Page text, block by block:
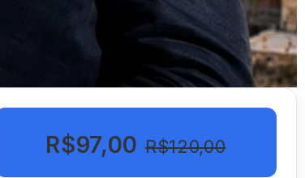
R$97,00 R$120,00